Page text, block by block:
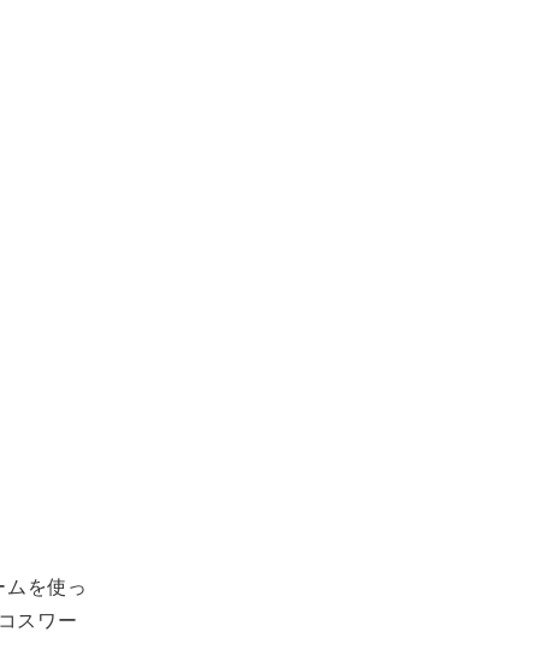
を使っ
スワー